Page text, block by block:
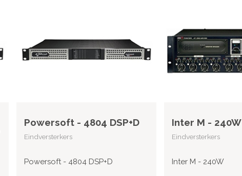
Powersoft - 4804 DSP+D
Eindversterkers
Powersoft - 4804 DSP+D
Inter M - 240W
Eindversterkers
Inter M - 240W